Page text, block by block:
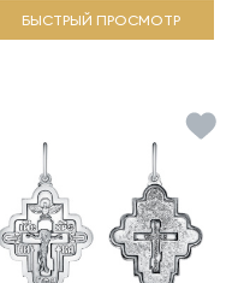
БЫСТРЫЙ ПРОСМОТР